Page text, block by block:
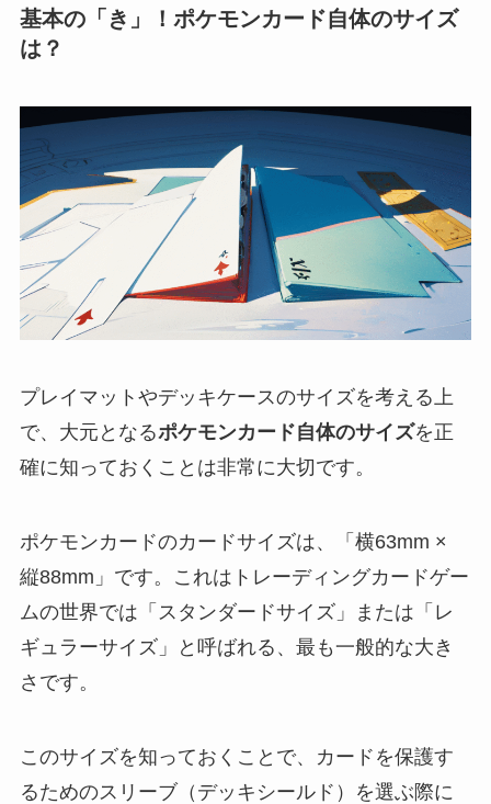
基本の「き」！ポケモンカード自体のサイズ
は？
プレイマットやデッキケースのサイズを考える上
で、大元となるポケモンカード自体のサイズを正
確に知っておくことは非常に大切です。
ポケモンカードのカードサイズは、「横63mm ×
縦88mm」です。これはトレーディングカードゲー
ムの世界では「スタンダードサイズ」または「レ
ギュラーサイズ」と呼ばれる、最も一般的な大き
さです。
このサイズを知っておくことで、カードを保護す
るためのスリーブ（デッキシールド）を選ぶ際に